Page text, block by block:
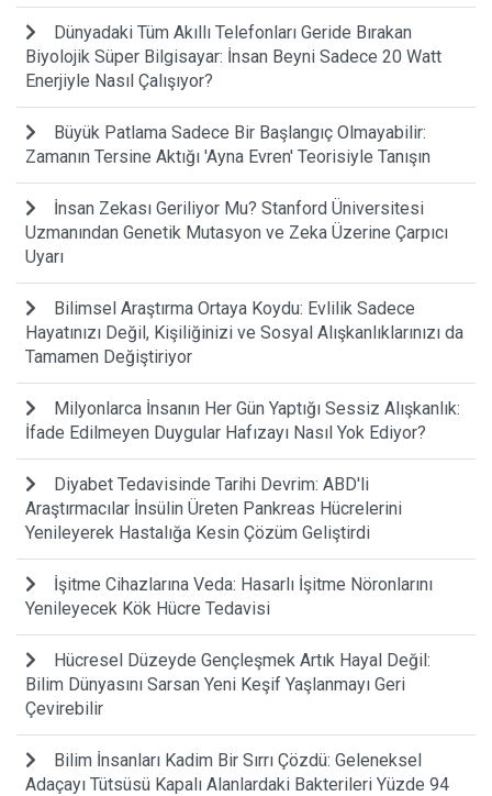
Dünyadaki Tüm Akıllı Telefonları Geride Bırakan
Biyolojik Süper Bilgisayar: İnsan Beyni Sadece 20 Watt
Enerjiyle Nasıl Çalışıyor?
Büyük Patlama Sadece Bir Başlangıç Olmayabilir:
Zamanın Tersine Aktığı 'Ayna Evren' Teorisiyle Tanışın
İnsan Zekası Geriliyor Mu? Stanford Üniversitesi
Uzmanından Genetik Mutasyon ve Zeka Üzerine Çarpıcı
Uyarı
Bilimsel Araştırma Ortaya Koydu: Evlilik Sadece
Hayatınızı Değil, Kişiliğinizi ve Sosyal Alışkanlıklarınızı da
Tamamen Değiştiriyor
Milyonlarca İnsanın Her Gün Yaptığı Sessiz Alışkanlık:
İfade Edilmeyen Duygular Hafızayı Nasıl Yok Ediyor?
Diyabet Tedavisinde Tarihi Devrim: ABD'li
Araştırmacılar İnsülin Üreten Pankreas Hücrelerini
Yenileyerek Hastalığa Kesin Çözüm Geliştirdi
İşitme Cihazlarına Veda: Hasarlı İşitme Nöronlarını
Yenileyecek Kök Hücre Tedavisi
Hücresel Düzeyde Gençleşmek Artık Hayal Değil:
Bilim Dünyasını Sarsan Yeni Keşif Yaşlanmayı Geri
Çevirebilir
Bilim İnsanları Kadim Bir Sırrı Çözdü: Geleneksel
Adaçayı Tütsüsü Kapalı Alanlardaki Bakterileri Yüzde 94